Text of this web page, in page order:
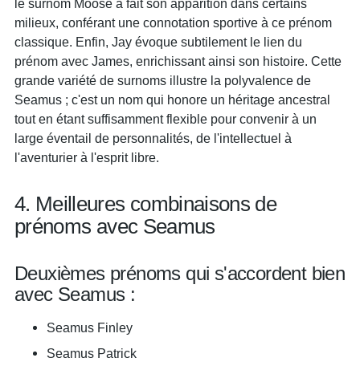
le surnom Moose a fait son apparition dans certains
milieux, conférant une connotation sportive à ce prénom
classique. Enfin, Jay évoque subtilement le lien du
prénom avec James, enrichissant ainsi son histoire. Cette
grande variété de surnoms illustre la polyvalence de
Seamus ; c'est un nom qui honore un héritage ancestral
tout en étant suffisamment flexible pour convenir à un
large éventail de personnalités, de l'intellectuel à
l'aventurier à l'esprit libre.
4. Meilleures combinaisons de
prénoms avec Seamus
Deuxièmes prénoms qui s'accordent bien
avec Seamus :
Seamus Finley
Seamus Patrick